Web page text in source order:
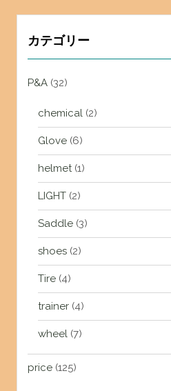
カテゴリー
P&A(32)
chemical(2)
Glove(6)
helmet(1)
LIGHT(2)
Saddle(3)
shoes(2)
Tire(4)
trainer(4)
wheel(7)
price(125)